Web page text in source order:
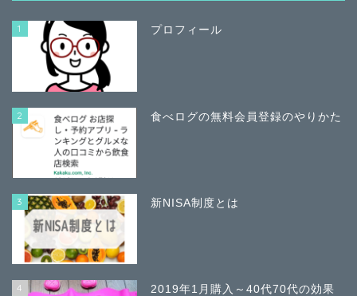
1 プロフィール
2 食べログの無料会員登録のやりかた
3 新NISA制度とは
4
2019年1月購入～40代70代の効果